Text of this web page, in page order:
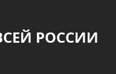
РОССИИ